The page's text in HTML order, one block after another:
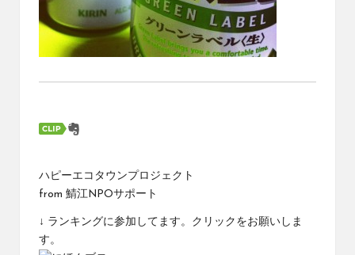
ハピーエコタウンプロジェクト
from 鯖江NPOサポート
↓ ランキングに参加してます。クリックをお願いしま
す。